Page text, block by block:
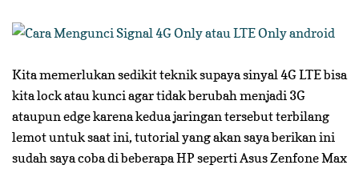
Kita memerlukan sedikit teknik supaya sinyal 4G LTE bisa
kita lock atau kunci agar tidak berubah menjadi 3G
ataupun edge karena kedua jaringan tersebut terbilang
lemot untuk saat ini, tutorial yang akan saya berikan ini
sudah saya coba di beberapa HP seperti Asus Zenfone Max